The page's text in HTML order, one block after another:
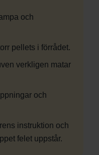
och
pellets i förrådet.
verkligen matar
och
instruktion och
felet uppstår.